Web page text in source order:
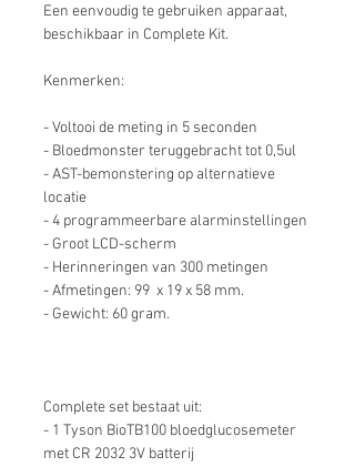
Een eenvoudig te gebruiken apparaat,
beschikbaar in Complete Kit.
Kenmerken:
- Voltooi de meting in 5 seconden
- Bloedmonster teruggebracht tot 0,5ul
- AST-bemonstering op alternatieve
locatie
- 4 programmeerbare alarminstellingen
- Groot LCD-scherm
- Herinneringen van 300 metingen
- Afmetingen: 99 x 19 x 58 mm.
- Gewicht: 60 gram.
Complete set bestaat uit:
- 1 Tyson BioTB100 bloedglucosemeter
met CR 2032 3V batterij